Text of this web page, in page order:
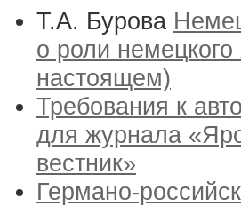
Т.А. Бурова
о роли
настоящем)
Требования к
для журнала
вестник»
Германо-